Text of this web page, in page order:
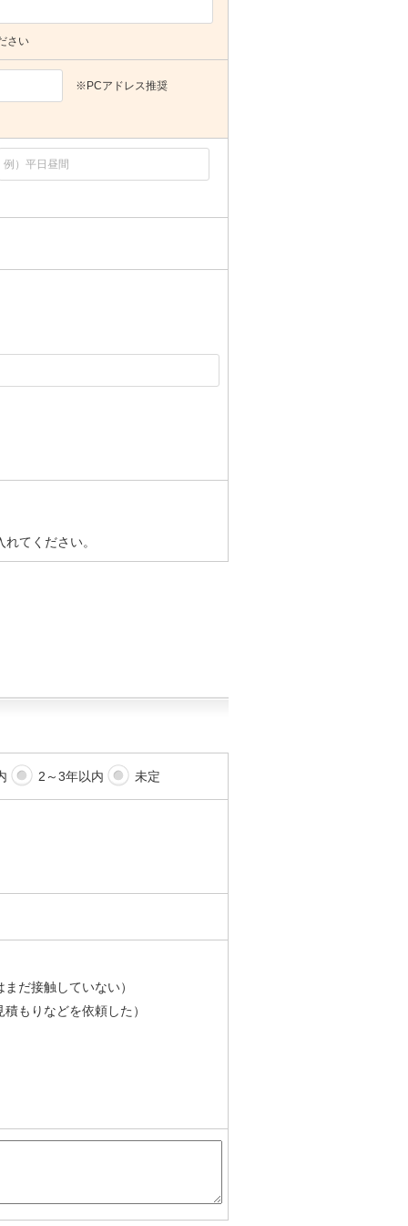
さい
※PCアドレス推奨
てください。
2～3年以内 未定
だ接触していない）
もりなどを依頼した）